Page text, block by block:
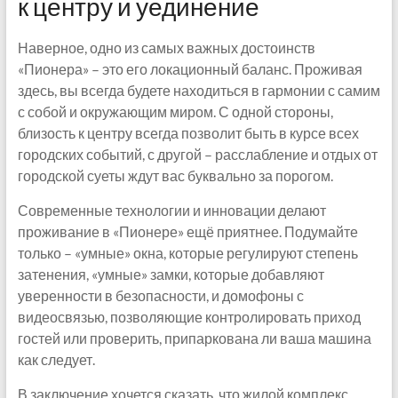
к центру и уединение
Наверное, одно из самых важных достоинств
«Пионера» – это его локационный баланс. Проживая
здесь, вы всегда будете находиться в гармонии с самим
с собой и окружающим миром. С одной стороны,
близость к центру всегда позволит быть в курсе всех
городских событий, с другой – расслабление и отдых от
городской суеты ждут вас буквально за порогом.
Современные технологии и инновации делают
проживание в «Пионере» ещё приятнее. Подумайте
только – «умные» окна, которые регулируют степень
затенения, «умные» замки, которые добавляют
уверенности в безопасности, и домофоны с
видеосвязью, позволяющие контролировать приход
гостей или проверить, припаркована ли ваша машина
как следует.
В заключение хочется сказать, что жилой комплекс